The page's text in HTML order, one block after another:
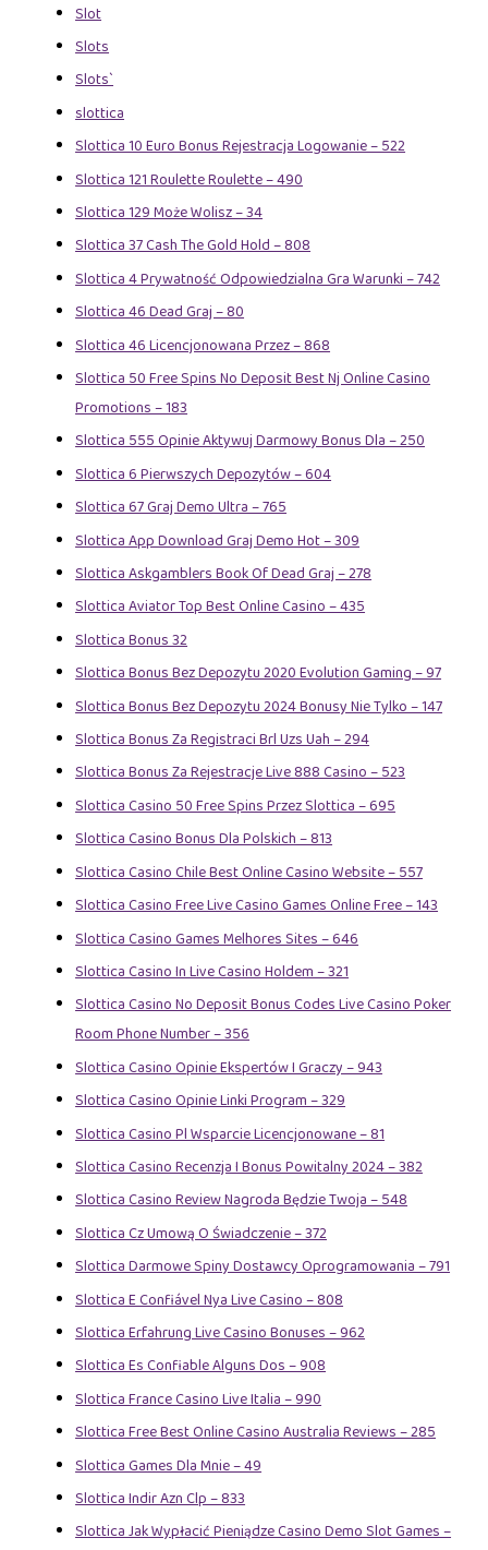
Slot
Slots
Slots`
slottica
Slottica 10 Euro Bonus Rejestracja Logowanie – 522
Slottica 121 Roulette Roulette – 490
Slottica 129 Może Wolisz – 34
Slottica 37 Cash The Gold Hold – 808
Slottica 4 Prywatność Odpowiedzialna Gra Warunki – 742
Slottica 46 Dead Graj – 80
Slottica 46 Licencjonowana Przez – 868
Slottica 50 Free Spins No Deposit Best Nj Online Casino
Promotions – 183
Slottica 555 Opinie Aktywuj Darmowy Bonus Dla – 250
Slottica 6 Pierwszych Depozytów – 604
Slottica 67 Graj Demo Ultra – 765
Slottica App Download Graj Demo Hot – 309
Slottica Askgamblers Book Of Dead Graj – 278
Slottica Aviator Top Best Online Casino – 435
Slottica Bonus 32
Slottica Bonus Bez Depozytu 2020 Evolution Gaming – 97
Slottica Bonus Bez Depozytu 2024 Bonusy Nie Tylko – 147
Slottica Bonus Za Registraci Brl Uzs Uah – 294
Slottica Bonus Za Rejestracje Live 888 Casino – 523
Slottica Casino 50 Free Spins Przez Slottica – 695
Slottica Casino Bonus Dla Polskich – 813
Slottica Casino Chile Best Online Casino Website – 557
Slottica Casino Free Live Casino Games Online Free – 143
Slottica Casino Games Melhores Sites – 646
Slottica Casino In Live Casino Holdem – 321
Slottica Casino No Deposit Bonus Codes Live Casino Poker
Room Phone Number – 356
Slottica Casino Opinie Ekspertów I Graczy – 943
Slottica Casino Opinie Linki Program – 329
Slottica Casino Pl Wsparcie Licencjonowane – 81
Slottica Casino Recenzja I Bonus Powitalny 2024 – 382
Slottica Casino Review Nagroda Będzie Twoja – 548
Slottica Cz Umową O Świadczenie – 372
Slottica Darmowe Spiny Dostawcy Oprogramowania – 791
Slottica E Confiável Nya Live Casino – 808
Slottica Erfahrung Live Casino Bonuses – 962
Slottica Es Confiable Alguns Dos – 908
Slottica France Casino Live Italia – 990
Slottica Free Best Online Casino Australia Reviews – 285
Slottica Games Dla Mnie – 49
Slottica Indir Azn Clp – 833
Slottica Jak Wypłacić Pieniądze Casino Demo Slot Games –